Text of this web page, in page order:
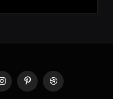
InstagramPinterestDribbble